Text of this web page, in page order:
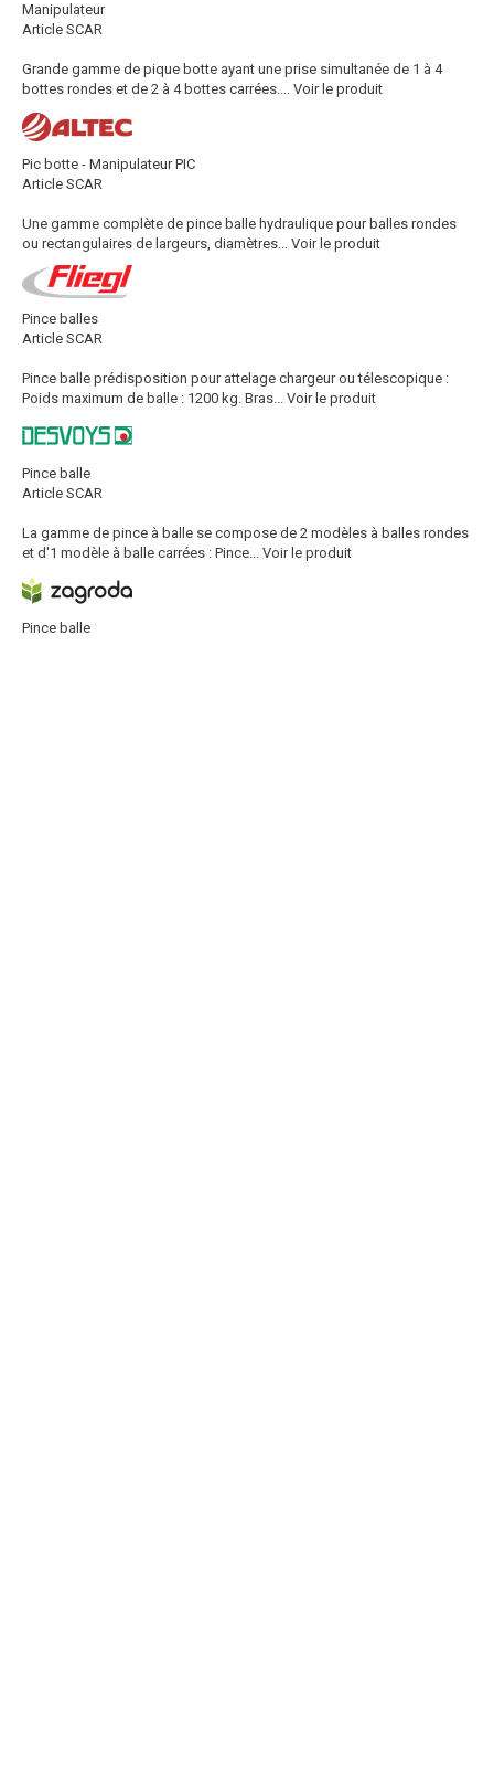
Manipulateur
Article SCAR
Grande gamme de pique botte ayant une prise simultanée de 1 à 4
bottes rondes et de 2 à 4 bottes carrées.... Voir le produit
Pic botte - Manipulateur PIC
Article SCAR
Une gamme complète de pince balle hydraulique pour balles rondes
ou rectangulaires de largeurs, diamètres... Voir le produit
Pince balles
Article SCAR
Pince balle prédisposition pour attelage chargeur ou télescopique :
Poids maximum de balle : 1200 kg. Bras... Voir le produit
Pince balle
Article SCAR
La gamme de pince à balle se compose de 2 modèles à balles rondes
et d'1 modèle à balle carrées : Pince... Voir le produit
Pince balle